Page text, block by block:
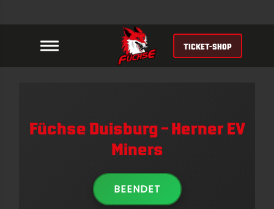
TICKET-SHOP
Füchse Duisburg – Herner EV
Miners
BEENDET